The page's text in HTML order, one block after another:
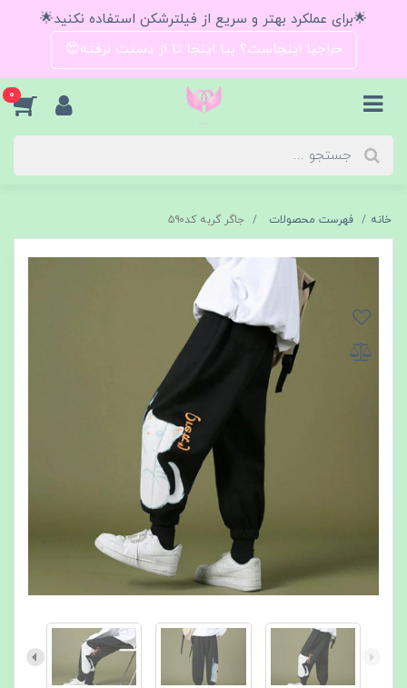
🌟برای عملکرد بهتر و سریع از فیلترشکن استفاده نکنید🌟
حراجیا اینجاست؟ بیا اینجا تا از دستت نرفته😍
0
خانه فهرست محصولات جاگر گربه کد۵۹۰